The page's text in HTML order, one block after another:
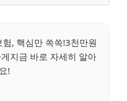
험, 핵심만 쏙쏙!3천만원
지금 바로 자세히 알아
!